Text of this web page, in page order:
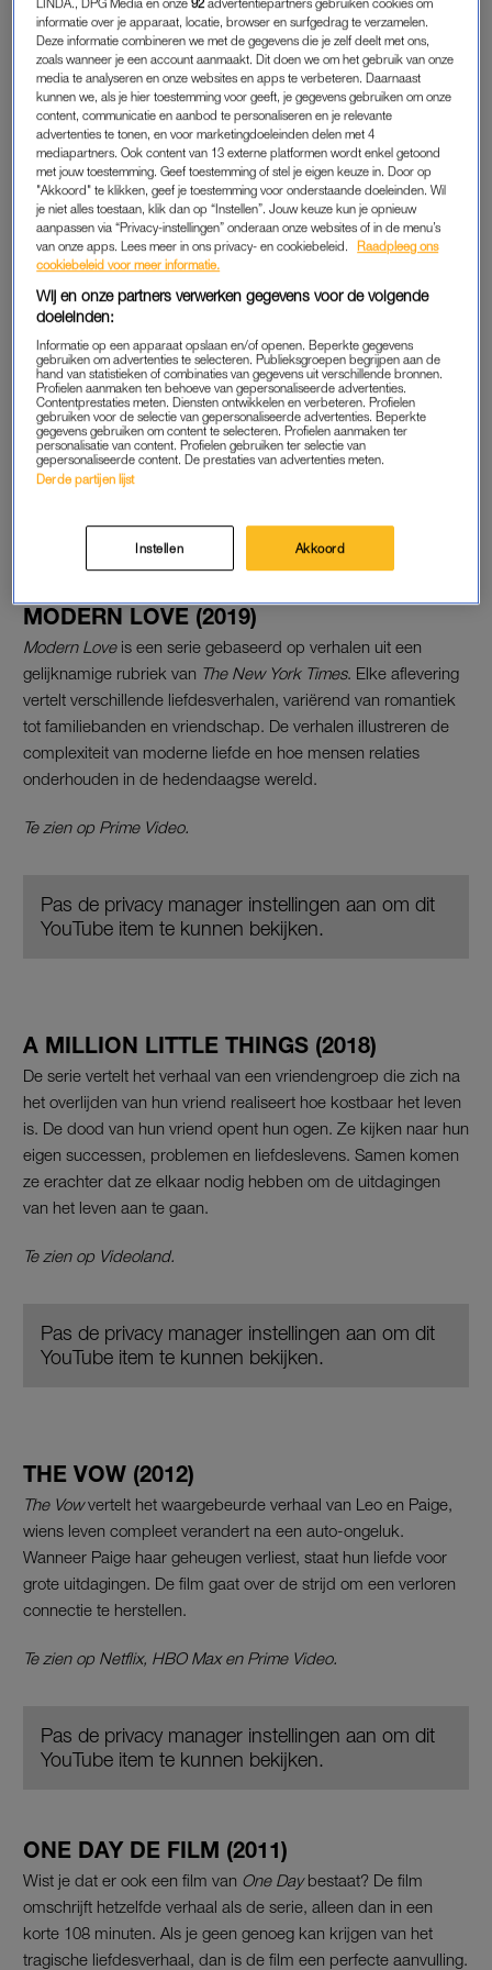
Te zien op NPO Plus.
Pas de privacy manager instellingen aan om dit
YouTube item te kunnen bekijken.
CONVERSATIONS WITH FRIENDS (2022)
Het verhaal volgt het leven van Frances, een studente en
aspirant-schrijfster in Dublin. Samen met haar beste vriendin
en ex-vriend vormt ze een complex web van liefde,
vriendschap en kunst. De serie verkent onderwerpen zoals
relaties, identiteit en de uitdagingen van volwassen worden.
Te zien op HBO Max.
Pas de privacy manager instellingen aan om dit
MODERN LOVE (2019)
Modern Loveis een serie gebaseerd op verhalen uit een
gelijknamige rubriek van The New York Times. Elke aflevering
vertelt verschillende liefdesverhalen, variërend van romantiek
tot familiebanden en vriendschap. De verhalen illustreren de
complexiteit van moderne liefde en hoe mensen relaties
onderhouden in de hedendaagse wereld.
Te zien op Prime Video.
Pas de privacy manager instellingen aan om dit
YouTube item te kunnen bekijken.
A MILLION LITTLE THINGS (2018)
De serie vertelt het verhaal van een vriendengroep die zich na
het overlijden van hun vriend realiseert hoe kostbaar het leven
is. De dood van hun vriend opent hun ogen. Ze kijken naar hun
eigen successen, problemen en liefdeslevens. Samen komen
ze erachter dat ze elkaar nodig hebben om de uitdagingen
van het leven aan te gaan.
Te zien op Videoland.
Pas de privacy manager instellingen aan om dit
YouTube item te kunnen bekijken.
THE VOW (2012)
The Vowvertelt het waargebeurde verhaal van Leo en Paige,
wiens leven compleet verandert na een auto-ongeluk.
Wanneer Paige haar geheugen verliest, staat hun liefde voor
grote uitdagingen. De film gaat over de strijd om een verloren
connectie te herstellen.
Te zien op Netflix, HBO Max en Prime Video.
Pas de privacy manager instellingen aan om dit
YouTube item te kunnen bekijken.
ONE DAY DE FILM (2011)
Wist je dat er ook een film van One Daybestaat? De film
omschrijft hetzelfde verhaal als de serie, alleen dan in een
korte 108 minuten. Als je geen genoeg kan krijgen van het
tragische liefdesverhaal, dan is de film een perfecte aanvulling.
informatie over je apparaat, locatie, browser en surfgedrag te verzamelen.
Deze informatie combineren we met de gegevens die je zelf deelt met ons,
zoals wanneer je een account aanmaakt. Dit doen we om het gebruik van onze
media te analyseren en onze websites en apps te verbeteren. Daarnaast
kunnen we, als je hier toestemming voor geeft, je gegevens gebruiken om onze
content, communicatie en aanbod te personaliseren en je relevante
advertenties te tonen, en voor marketingdoeleinden delen met 4
mediapartners. Ook content van 13 externe platformen wordt enkel getoond
met jouw toestemming. Geef toestemming of stel je eigen keuze in. Door op
"Akkoord" te klikken, geef je toestemming voor onderstaande doeleinden. Wil
je niet alles toestaan, klik dan op “Instellen”. Jouw keuze kun je opnieuw
aanpassen via “Privacy-instellingen” onderaan onze websites of in de menu’s
van onze apps. Lees meer in ons privacy- en cookiebeleid.
Raadpleeg ons
cookiebeleid voor meer informatie.
Wij en onze partners verwerken gegevens voor de volgende
doeleinden:
Informatie op een apparaat opslaan en/of openen. Beperkte gegevens
gebruiken om advertenties te selecteren. Publieksgroepen begrijpen aan de
hand van statistieken of combinaties van gegevens uit verschillende bronnen.
Profielen aanmaken ten behoeve van gepersonaliseerde advertenties.
Contentprestaties meten. Diensten ontwikkelen en verbeteren. Profielen
gebruiken voor de selectie van gepersonaliseerde advertenties. Beperkte
gegevens gebruiken om content te selecteren. Profielen aanmaken ter
personalisatie van content. Profielen gebruiken ter selectie van
gepersonaliseerde content. De prestaties van advertenties meten.
Derde partijen lijst
Instellen Akkoord